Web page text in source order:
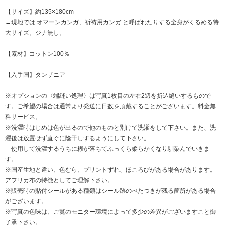
【サイズ】約135×180cm
→現地では オマーンカンガ、祈祷用カンガ と呼ばれたりする全身がくるめる特
大サイズ。ジナ無し。
【素材】コットン100％
【入手国】タンザニア
※オプションの〈端縫い処理〉は写真1枚目の左右2辺を折込縫いするもので
す。ご希望の場合は通常より発送に日数を頂戴することがございます。料金無
料サービス。
※洗濯時はじめは色が出るので他のものと別けて洗濯をして下さい。また、洗
濯後は放置せず直ぐに陰干しするようにして下さい。
使用して洗濯するうちに糊が落ちてふっくら柔らかくなり馴染んでいきま
す。
※国産生地と違い、色むら、プリントずれ、ほころびがある場合があります。
アフリカ布の特徴としてご理解下さい。
※販売時の貼付シールがある種類はシール跡のべたつきが残る箇所がある場合
がございます。
※写真の色味は、ご覧のモニター環境によって多少の差異がございますこと御
了承下さい。